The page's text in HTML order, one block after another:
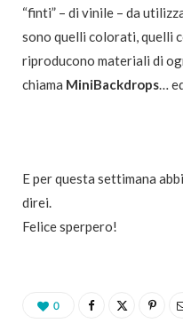
“finti” – di vinile – da
sono quelli colorati, quelli
riproducono materiali di
chiama MiniBackdrops…
E per questa settimana
direi.
Felice sperpero!
0